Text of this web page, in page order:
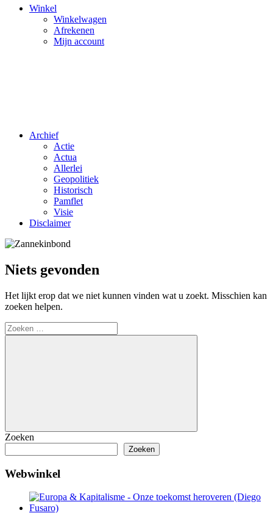
Winkel
Winkelwagen
Afrekenen
Mijn account
Archief
Actie
Actua
Allerlei
Geopolitiek
Historisch
Pamflet
Visie
Disclaimer
Niets gevonden
Het lijkt erop dat we niet kunnen vinden wat u zoekt. Misschien kan
zoeken helpen.
Zoeken
naar:
Zoeken
Zoeken
Zoeken
Webwinkel